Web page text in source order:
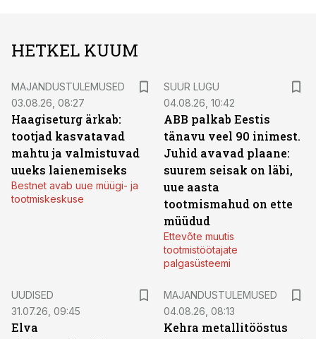
HETKEL KUUM
MAJANDUSTULEMUSED
03.08.26, 08:27
Haagiseturg ärkab:
tootjad kasvatavad
mahtu ja valmistuvad
uueks laienemiseks
Bestnet avab uue müügi- ja
tootmiskeskuse
SUUR LUGU
04.08.26, 10:42
ABB palkab Eestis
tänavu veel 90 inimest.
Juhid avavad plaane:
suurem seisak on läbi,
uue aasta
tootmismahud on ette
müüdud
Ettevõte muutis
tootmistöötajate
palgasüsteemi
UUDISED
31.07.26, 09:45
Elva
MAJANDUSTULEMUSED
04.08.26, 08:13
Kehra metallitööstus